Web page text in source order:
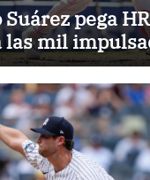
pega
las mil